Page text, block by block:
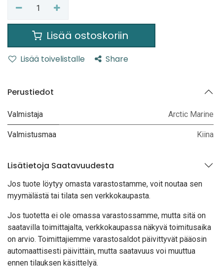
Lisää ostoskoriin
Lisää toivelistalle Share
Perustiedot
Valmistaja Arctic Marine
Valmistusmaa Kiina
Lisätietoja Saatavuudesta
Jos tuote löytyy omasta varastostamme, voit noutaa sen
myymälästä tai tilata sen verkkokaupasta.
Jos tuotetta ei ole omassa varastossamme, mutta sitä on
saatavilla toimittajalta, verkkokaupassa näkyvä toimitusaika
on arvio. Toimittajiemme varastosaldot päivittyvät pääosin
automaattisesti päivittäin, mutta saatavuus voi muuttua
ennen tilauksen käsittelyä.